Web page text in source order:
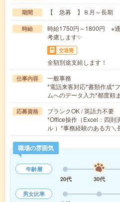
期間 【 急募 】８月～長期 （
時給
時給1750円～1800円 ※
考慮します✨️
交通費
全額別途支給します！
仕事内容
一般事務
*電話来客対応*書類作成*
ムへのデータ入力*都度
応募資格
ブランクOK / 英語力不要
*Office操作（Excel：四則
ル ）*事務経験のある方
職場の雰囲気
年齢層
20代
30代
男女比率